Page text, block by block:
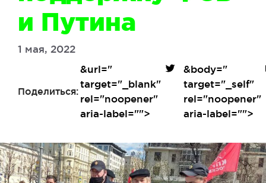
и Путина
1 мая, 2022
Поделиться:
&url="
target="_blank"
rel="noopener"
aria-label="">
&body="
target="_self"
rel="noopener"
aria-label="">